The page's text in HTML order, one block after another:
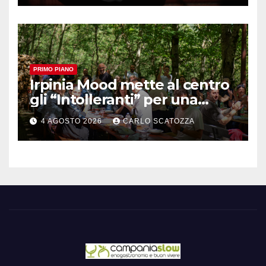
Pintauro
PRIMO PIANO
Irpinia Mood mette al centro
gli “Intolleranti” per una
rivoluzione sostenibile del
cibo
4 AGOSTO 2026 CARLO SCATOZZA